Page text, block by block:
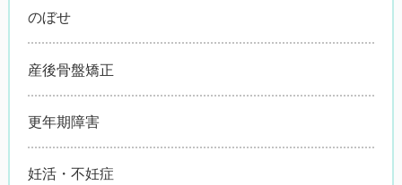
のぼせ
産後骨盤矯正
更年期障害
妊活・不妊症